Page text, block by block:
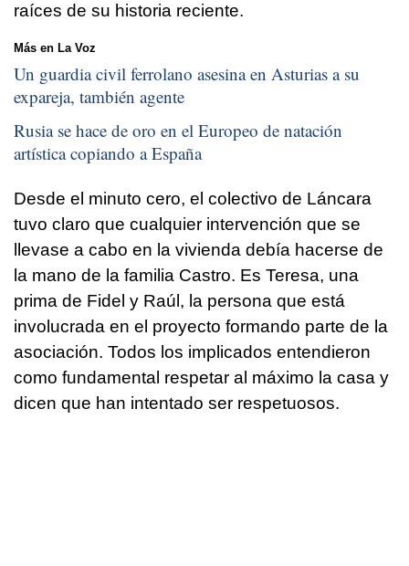
raíces de su historia reciente.
Más en La Voz
Un guardia civil ferrolano asesina en Asturias a su
expareja, también agente
Rusia se hace de oro en el Europeo de natación
artística copiando a España
Desde el minuto cero, el colectivo de Láncara
tuvo claro que cualquier intervención que se
llevase a cabo en la vivienda debía hacerse de
la mano de la familia Castro. Es Teresa, una
prima de Fidel y Raúl, la persona que está
involucrada en el proyecto formando parte de la
asociación. Todos los implicados entendieron
como fundamental respetar al máximo la casa y
dicen que han intentado ser respetuosos.